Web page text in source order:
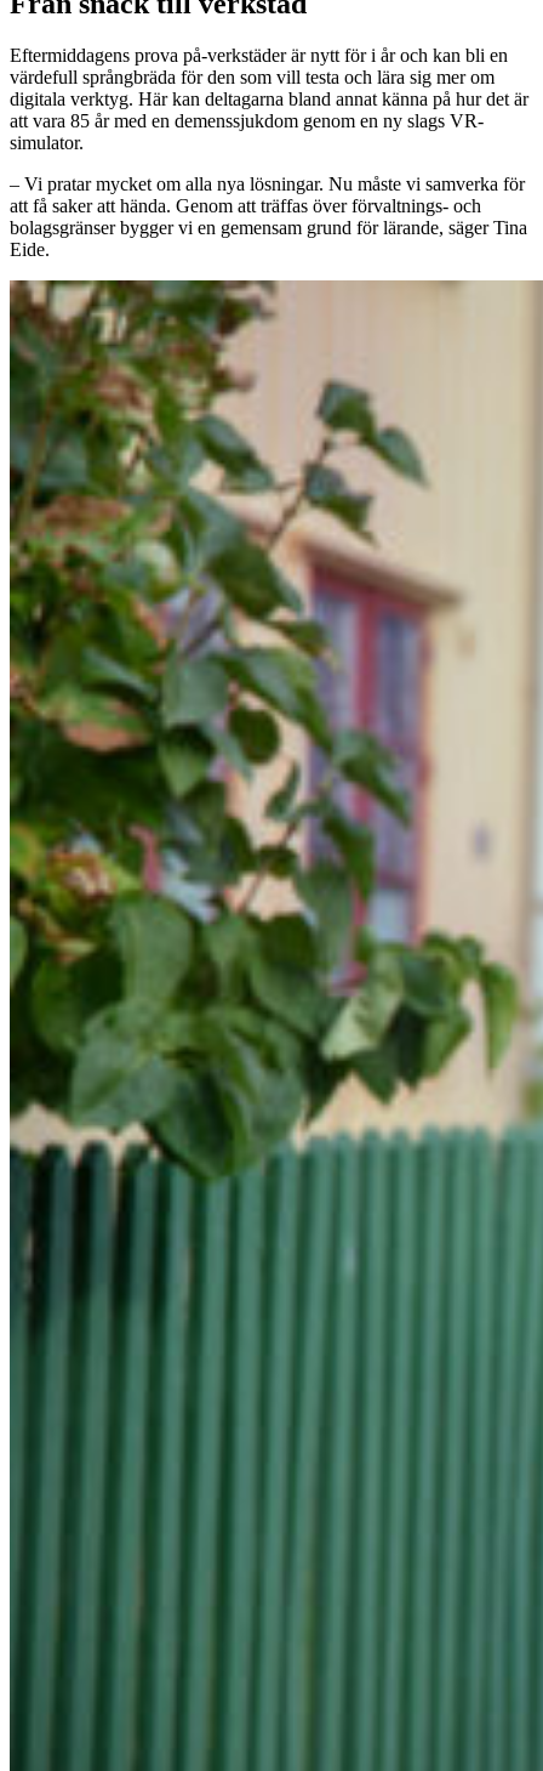
Eftermiddagens prova på-verkstäder är nytt för i år och kan bli en
värdefull språngbräda för den som vill testa och lära sig mer om
digitala verktyg. Här kan deltagarna bland annat känna på hur det är
att vara 85 år med en demenssjukdom genom en ny slags VR-
simulator.
– Vi pratar mycket om alla nya lösningar. Nu måste vi samverka för
att få saker att hända. Genom att träffas över förvaltnings- och
bolagsgränser bygger vi en gemensam grund för lärande, säger Tina
Eide.